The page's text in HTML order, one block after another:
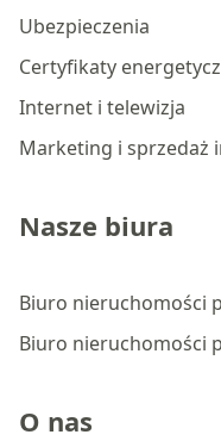
Ubezpieczenia
Certyfikaty
Internet i telewizja
Marketing i sprzedaż
Nasze biura
Biuro nieruchomości
Biuro nieruchomości
O nas